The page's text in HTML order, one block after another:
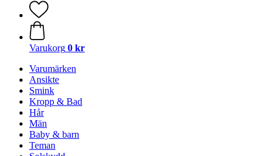
Varukorg 0 kr
Varumärken
Ansikte
Smink
Kropp & Bad
Hår
Män
Baby & barn
Teman